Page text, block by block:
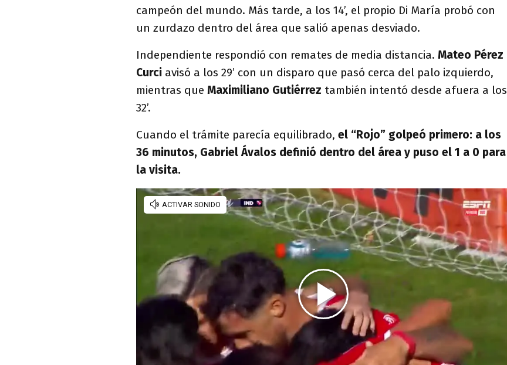
campeón del mundo. Más tarde, a los 14’, el propio Di María probó con
un zurdazo dentro del área que salió apenas desviado.
Independiente respondió con remates de media distancia. Mateo Pérez
Curci avisó a los 29’ con un disparo que pasó cerca del palo izquierdo,
mientras que Maximiliano Gutiérrez también intentó desde afuera a los
32’.
Cuando el trámite parecía equilibrado, el “Rojo” golpeó primero: a los
36 minutos, Gabriel Ávalos definió dentro del área y puso el 1 a 0 para
la visita.